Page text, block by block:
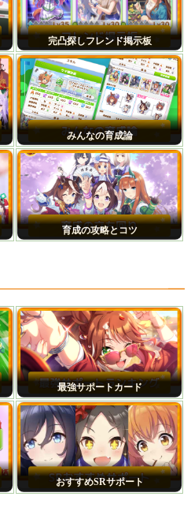
完凸探しフレンド掲示板
みんなの育成論
育成の攻略とコツ
最強サポートカード
おすすめSRサポート